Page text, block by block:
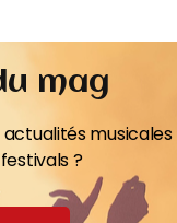
mag
musicales
?